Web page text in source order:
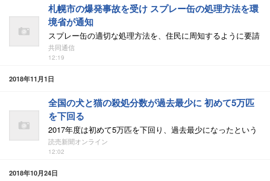
札幌市の爆発事故を受け スプレー缶の処理方法を環
境省が通知
スプレー缶の適切な処理方法を、住民に周知するように要請
共同通信
12:19
2018年11月1日
全国の犬と猫の殺処分数が過去最少に 初めて5万匹
を下回る
2017年度は初めて5万匹を下回り、過去最少になったという
読売新聞オンライン
12:02
2018年10月24日